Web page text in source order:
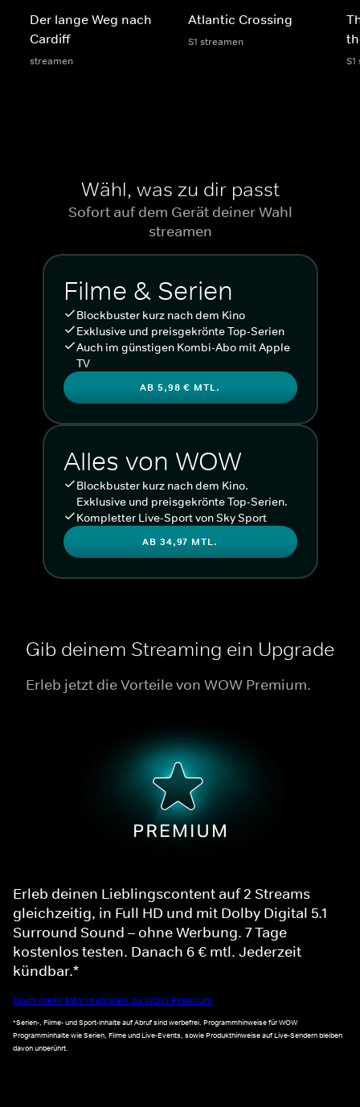
Der lange Weg nach
Cardiff
streamen
Atlantic Crossing
S1 streamen
Wähl, was zu dir passt
Sofort auf dem Gerät deiner Wahl
streamen
Filme & Serien
Blockbuster kurz nach dem Kino
Exklusive und preisgekrönte Top-Serien
Auch im günstigen Kombi-Abo mit Apple
TV
AB 5,98 € MTL.
Alles von WOW
Blockbuster kurz nach dem Kino.
Exklusive und preisgekrönte Top-Serien.
Kompletter Live-Sport von Sky Sport
AB 34,97 MTL.
Gib deinem Streaming ein Upgrade
Erleb jetzt die Vorteile von WOW Premium.
Erleb deinen Lieblingscontent auf 2 Streams
gleichzeitig, in Full HD und mit Dolby Digital 5.1
Surround Sound – ohne Werbung. 7 Tage
kostenlos testen. Danach 6 € mtl. Jederzeit
kündbar.*
Noch mehr Informationen zu WOW Premium
*Serien-, Filme- und Sport-Inhalte auf Abruf sind werbefrei. Programmhinweise für WOW
Programminhalte wie Serien, Filme und Live-Events, sowie Produkthinweise auf Live-Sendern bleiben
davon unberührt.